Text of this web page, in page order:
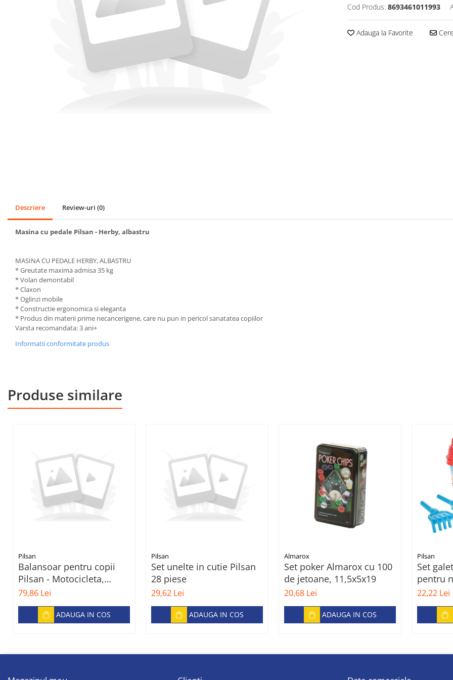
Ochelari si accesorii Inot
Cod Produs: 8693461011993
Adauga la Favorite
Descriere Review-uri (0)
Masina cu pedale Pilsan - Herby, albastru
MASINA CU PEDALE HERBY, ALBASTRU
* Greutate maxima admisa 35 kg
* Volan demontabil
* Claxon
* Oglinzi mobile
* Constructie ergonomica si eleganta
* Produs din materii prime necancerigene, care nu pun in pericol sanatatea copiilor
Varsta recomandata: 3 ani+
Informatii conformitate produs
Produse similare
Pilsan
Balansoar pentru copii
Pilsan - Motocicleta,
verde
79,86 Lei
ADAUGA IN COS
Pilsan
Set unelte in cutie Pilsan
28 piese
29,62 Lei
ADAUGA IN COS
Almarox
Set poker Almarox cu 100
de jetoane, 11,5x5x19
20,68 Lei
ADAUGA IN COS
Pilsan
Set
pentru
Castle
22,22 Lei